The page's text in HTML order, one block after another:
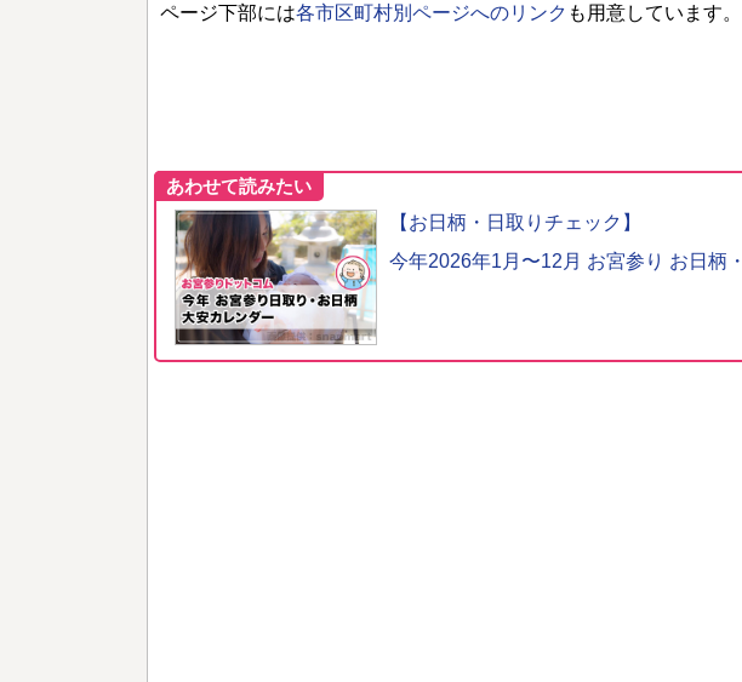
ページ下部には各市区町村別ページへのリンク も用意しています。
あわせて読みたい
【お日柄・日取りチェック】
今年2026年1月〜12月 お宮参り お日柄